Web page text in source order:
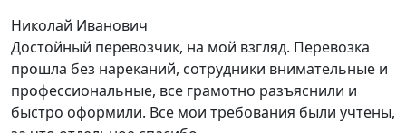
Николай Иванович
Достойный перевозчик, на мой взгляд. Перевозка
прошла без нареканий, сотрудники внимательные и
профессиональные, все грамотно разъяснили и
быстро оформили. Все мои требования были учтены,